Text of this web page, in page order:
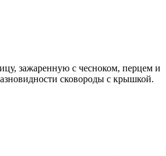
зажаренную с чесноком, перцем и
сковороды с крышкой.